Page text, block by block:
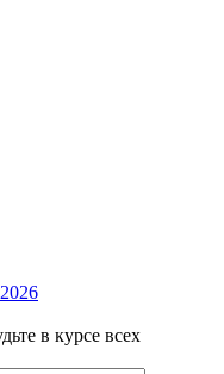
в курсе всех